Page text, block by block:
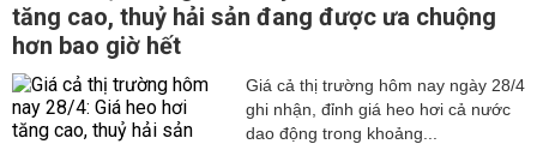
tăng cao, thuỷ hải sản đang được ưa chuộng
hơn bao giờ hết
Giá cả thị trường hôm nay ngày 28/4
ghi nhận, đỉnh giá heo hơi cả nước
dao động trong khoảng...